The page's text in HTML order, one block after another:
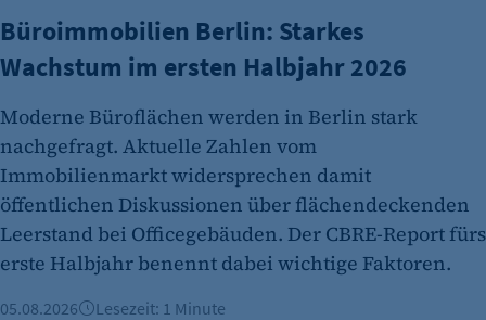
Zweck:
Cookie Erkennung
2 Jahre
etracker Analytics
Name:
et_allow_cookies
Anbieter:
Büroimmobilien Berlin: Starkes
Wachstum im ersten Halbjahr 2026
Moderne Büroflächen werden in Berlin stark
nachgefragt. Aktuelle Zahlen vom
Immobilienmarkt widersprechen damit
öffentlichen Diskussionen über flächendeckenden
Leerstand bei Officegebäuden. Der CBRE-Report fürs
erste Halbjahr benennt dabei wichtige Faktoren.
05.08.2026 Lesezeit: 1 Minute